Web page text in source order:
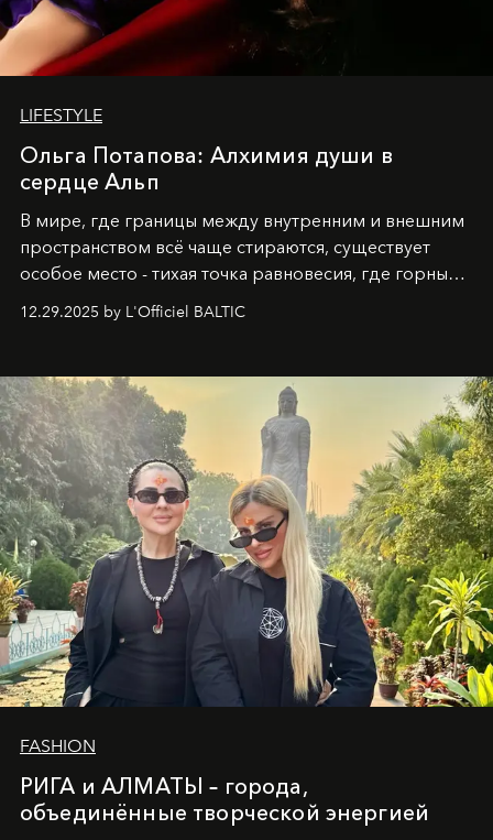
LIFESTYLE
Ольга Потапова: Алхимия души в
сердце Альп
В мире, где границы между внутренним и внешним
пространством всё чаще стираются, существует
особое место - тихая точка равновесия, где горные
вершины Швейцарии встречаются с бездонными
глубинами человеческой души. Здесь, на стыке
Ольга Потапова - женщина, чей путь от поиска
истины превратился в искусство превращения
человеческих кризисов в возможности для
возрождения.
12.29.2025 by L'Officiel BALTIC
FASHION
РИГА и АЛМАТЫ – города,
объединённые творческой энергией